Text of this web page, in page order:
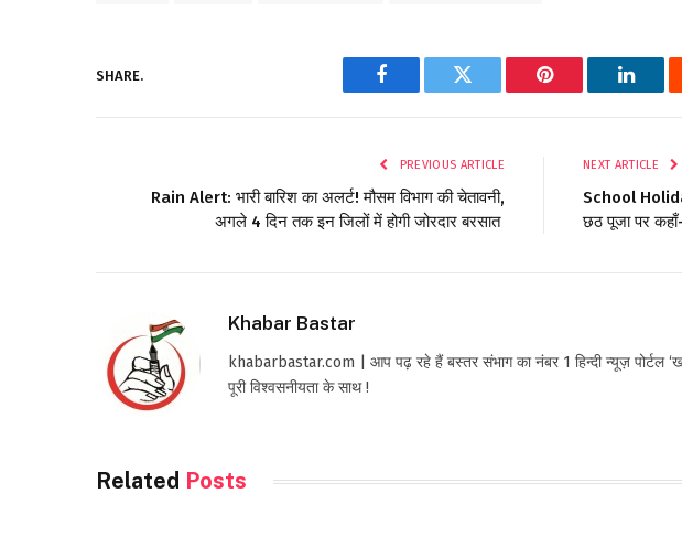
SHARE.
Facebook Twitter Pinterest
PREVIOUS ARTICLE
Rain Alert: भारी बारिश का अलर्ट! मौसम विभाग की चेतावनी,
अगले 4 दिन तक इन जिलों में होगी जोरदार बरसात
NEXT ARTICLE
School
छठ पूजा पर
Khabar Bastar
khabarbastar.com | आप पढ़ रहे हैं बस्तर संभाग का नंबर 1 हिन्दी न्यूज़ पोर्टल
पूरी विश्वसनीयता के साथ !
Related Posts